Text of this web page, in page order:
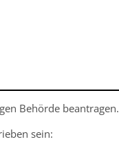
Behörde beantragen.
sein: